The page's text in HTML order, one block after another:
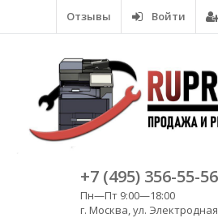
Отзывы Войти
+7 (495) 356-55-56
Пн—Пт 9:00—18:00
г. Москва, ул.